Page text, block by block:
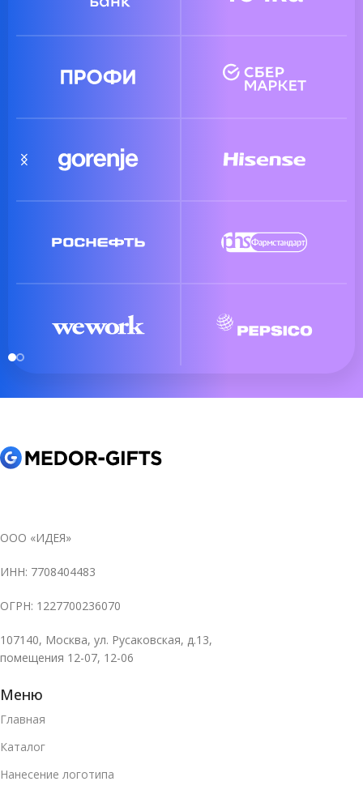
ООО «ИДЕЯ»
ИНН: 7708404483
ОГРН: 1227700236070
107140, Москва, ул. Русаковская, д.13,
помещения 12-07, 12-06
Меню
Главная
Каталог
Нанесение логотипа